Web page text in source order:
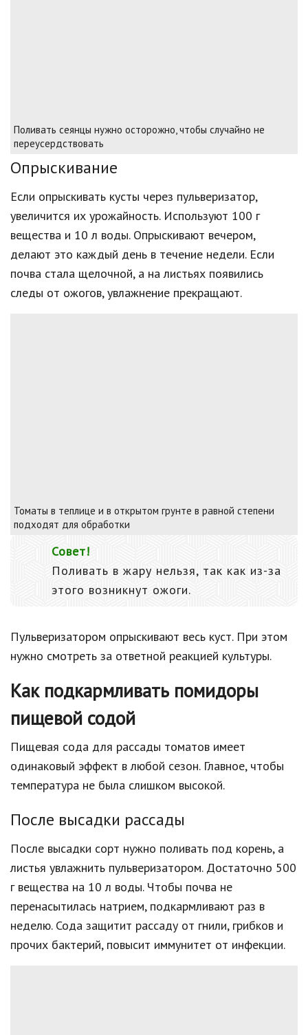
Поливать сеянцы нужно осторожно, чтобы случайно не
переусердствовать
Опрыскивание
Если опрыскивать кусты через пульверизатор,
увеличится их урожайность. Используют 100 г
вещества и 10 л воды. Опрыскивают вечером,
делают это каждый день в течение недели. Если
почва стала щелочной, а на листьях появились
следы от ожогов, увлажнение прекращают.
Томаты в теплице и в открытом грунте в равной степени
подходят для обработки
Совет!
Поливать в жару нельзя, так как из-за
этого возникнут ожоги.
Пульверизатором опрыскивают весь куст. При этом
нужно смотреть за ответной реакцией культуры.
Как подкармливать помидоры
пищевой содой
Пищевая сода для рассады томатов имеет
одинаковый эффект в любой сезон. Главное, чтобы
температура не была слишком высокой.
После высадки рассады
После высадки сорт нужно поливать под корень, а
листья увлажнить пульверизатором. Достаточно 500
г вещества на 10 л воды. Чтобы почва не
перенасытилась натрием, подкармливают раз в
неделю. Сода защитит рассаду от гнили, грибков и
прочих бактерий, повысит иммунитет от инфекции.